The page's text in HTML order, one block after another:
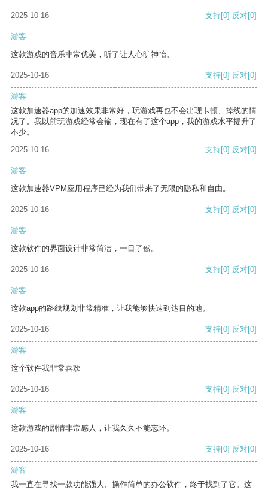
2025-10-16 支持[0] 反对[0]
游客
这款游戏的音乐非常优美，听了让人心旷神怡。
2025-10-16 支持[0] 反对[0]
游客
这款加速器app的加速效果非常好，玩游戏再也不会出现卡顿、掉线的情
况了。我以前玩游戏经常会输，现在有了这个app，我的游戏水平提升了
不少。
2025-10-16
支持[0] 反对[0]
游客
这款加速器VPM应用程序已经为我们带来了无限的隐私和自由。
2025-10-16 支持[0] 反对[0]
游客
这款软件的界面设计非常简洁，一目了然。
2025-10-16 支持[0] 反对[0]
游客
这款app的路线规划非常精准，让我能够快速到达目的地。
2025-10-16 支持[0] 反对[0]
游客
这个软件我非常喜欢
2025-10-16 支持[0] 反对[0]
游客
这款游戏的剧情非常感人，让我久久不能忘怀。
2025-10-16 支持[0] 反对[0]
游客
我一直在寻找一款功能强大、操作简单的办公软件，终于找到了它。这